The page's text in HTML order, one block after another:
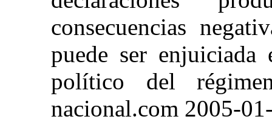
consecuencias
puede ser
político del
nacional.com 2005-